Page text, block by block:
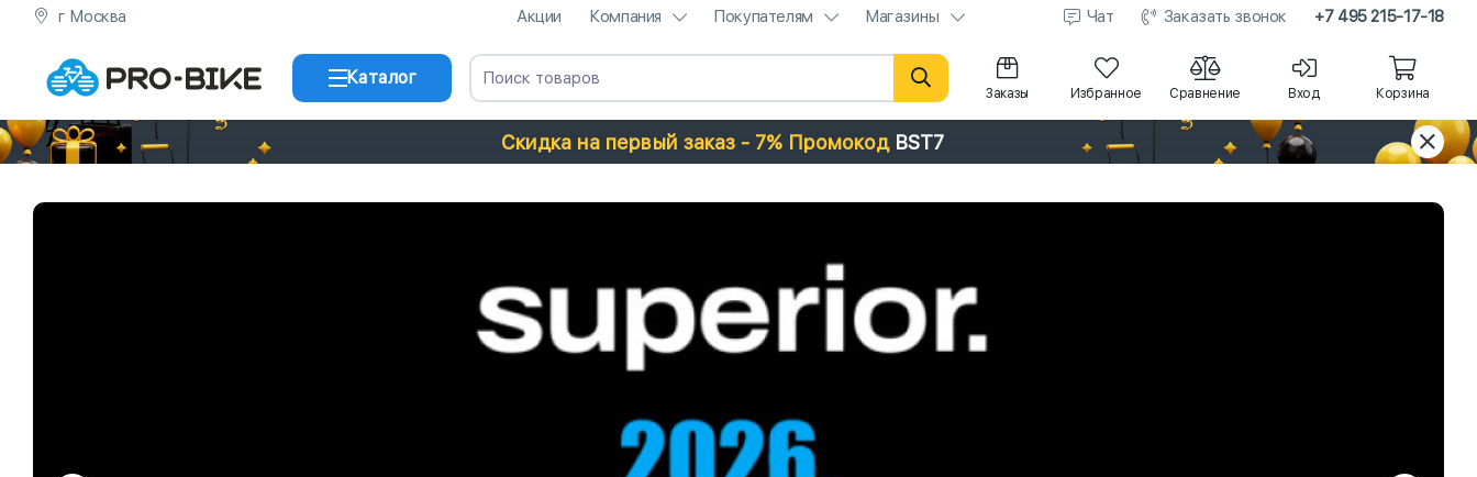
г Москва Акции Компания Покупателям Магазины Чат Заказать звонок +7 495 215-17-18
Каталог
Заказы Избранное Сравнение Вход Корзина
Скидка на первый заказ - 7% Промокод BST7